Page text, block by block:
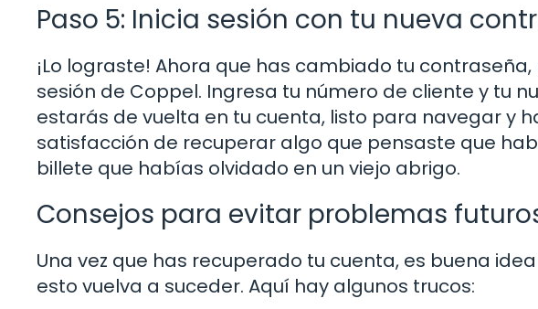
Paso 5: Inicia sesión con tu nueva
¡Lo lograste! Ahora que has cambiado tu
sesión de Coppel. Ingresa tu número de cliente y tu
estarás de vuelta en tu cuenta, listo para navegar y
satisfacción de recuperar algo que pensaste que
billete que habías olvidado en un viejo abrigo.
Consejos para evitar problemas
Una vez que has recuperado tu cuenta, es buena
esto vuelva a suceder. Aquí hay algunos trucos: